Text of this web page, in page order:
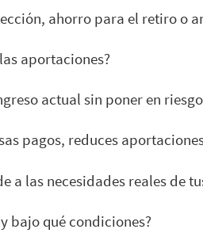
ahorro para el retiro o
aportaciones?
actual sin poner en
pagos, reduces
a las necesidades reales de
bajo qué condiciones?